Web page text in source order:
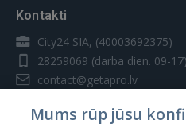
Kontakti
City24 SIA, (40003692375)
28259069 (darba dien. 09-17)
contact@getapro.lv
Mums rūp jūsu